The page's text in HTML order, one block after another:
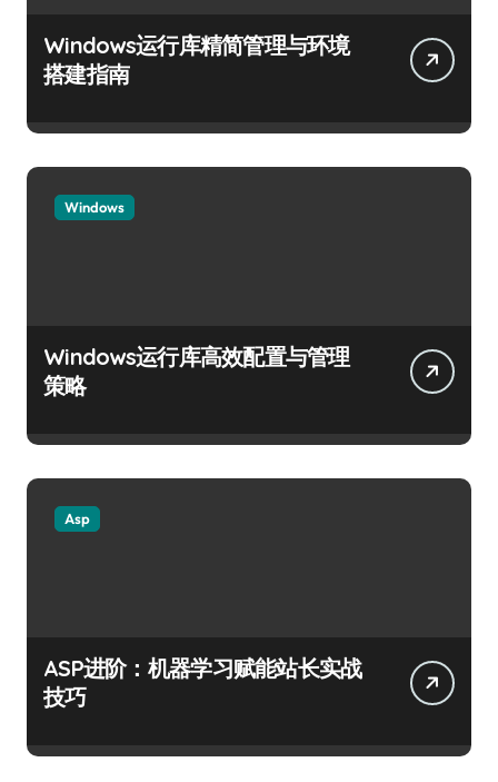
Windows运行库精简管理与环境
搭建指南
Windows
Windows运行库高效配置与管理
策略
Asp
ASP进阶：机器学习赋能站长实战
技巧